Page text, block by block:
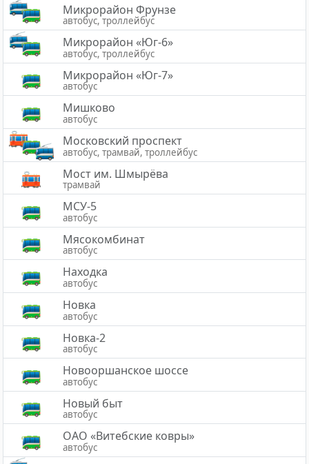
Микрорайон Фрунзе
автобус, троллейбус
Микрорайон «Юг-6»
автобус, троллейбус
Микрорайон «Юг-7»
автобус
Мишково
автобус
Московский проспект
автобус, трамвай, троллейбус
Мост им. Шмырёва
трамвай
МСУ-5
автобус
Мясокомбинат
автобус
Находка
автобус
Новка
автобус
Новка-2
автобус
Новооршанское шоссе
автобус
Новый быт
автобус
ОАО «Витебские ковры»
автобус